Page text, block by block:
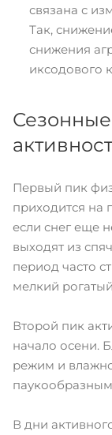
связана с
Так,
снижения
иксодового
Первый пик
приходится на
если снег еще
выходят из
период часто
мелкий
Второй пик
начало осени.
режим и
В дни